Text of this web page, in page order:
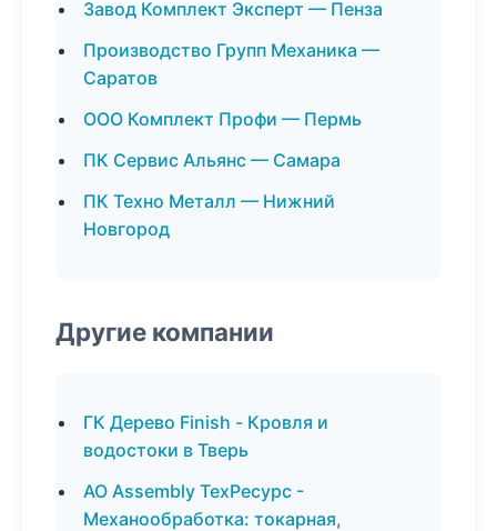
Завод Комплект Эксперт — Пенза
Производство Групп Механика —
Саратов
ООО Комплект Профи — Пермь
ПК Сервис Альянс — Самара
ПК Техно Металл — Нижний
Новгород
Другие компании
ГК Дерево Finish - Кровля и
водостоки в Тверь
АО Assembly ТехРесурс -
Механообработка: токарная,